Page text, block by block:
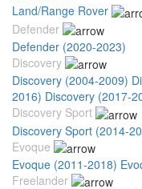
Land/Range Rover
Defender
Defender (2020-2023)
Discovery
Discovery (2004-2009)
2016) Discovery (2017-
Discovery Sport
Discovery Sport (2014-
Evoque
Evoque (2011-2018)
Freelander